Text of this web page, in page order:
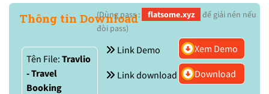
Thông tin Download
(Dùng pass : flatsome.xyz
để giải nén nếu
đòi pass)
Tên File: Travlio
- Travel
Booking
Link Demo Xem Demo
Link download Download